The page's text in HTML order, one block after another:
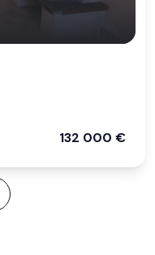
132 000 €